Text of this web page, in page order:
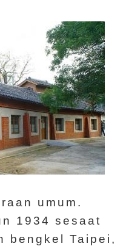
umum.
1934 sesaat
bengkel Taipei,